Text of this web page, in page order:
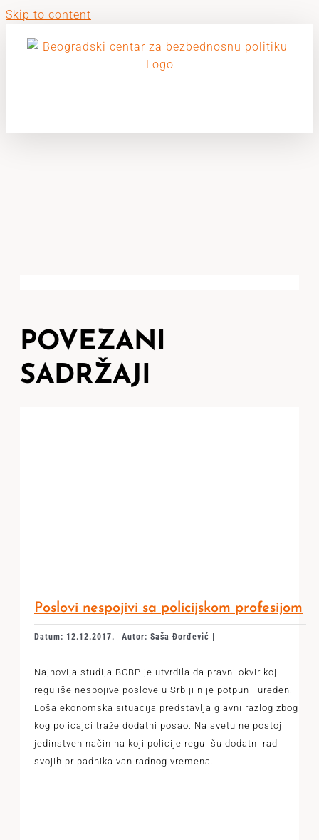
Skip to content
POVEZANI
SADRŽAJI
Poslovi nespojivi sa policijskom profesijom
Datum: 12.12.2017. Autor: Saša Đorđević |
Najnovija studija BCBP je utvrdila da pravni okvir koji
reguliše nespojive poslove u Srbiji nije potpun i uređen.
Loša ekonomska situacija predstavlja glavni razlog zbog
kog policajci traže dodatni posao. Na svetu ne postoji
jedinstven način na koji policije regulišu dodatni rad
svojih pripadnika van radnog vremena.